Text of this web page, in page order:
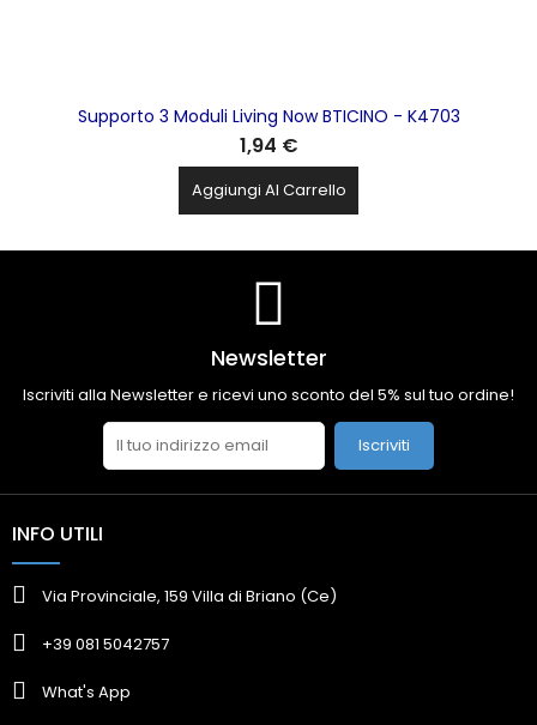
Supporto 3 Moduli Living Now BTICINO - K4703
1,94 €
Aggiungi Al Carrello
Newsletter
Iscriviti alla Newsletter e ricevi uno sconto del 5% sul tuo ordine!
Iscriviti
INFO UTILI
Via Provinciale, 159 Villa di Briano (Ce)
+39 081 5042757
What's App